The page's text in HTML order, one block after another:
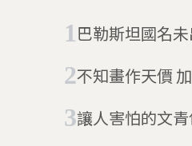
巴勒斯坦國名
不知畫作天價
讓人害怕的文